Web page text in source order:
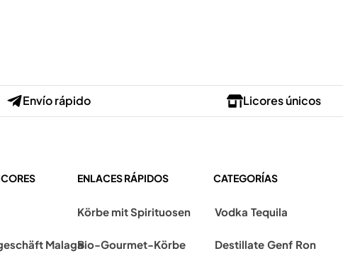
Envío rápido Licores únicos
Malaga
ENLACES RÁPIDOS
Körbe mit Spirituosen
Bio-Gourmet-Körbe
CATEGORÍAS
Vodka Tequila
Destillate Genf Ron